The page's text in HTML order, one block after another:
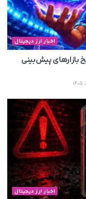
اخبار ارز دیجیتال
تاریخ بازارهای پیش‌بینی
اخبار ارز دیجیتال